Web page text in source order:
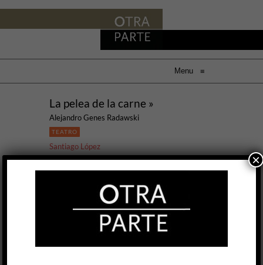
Menu ≡
La pelea de la carne »
Alejandro Genes Radawski
TEATRO
Santiago López
9 NOV, 2023
la de crear mundos. Esta simple premisa puede
servir como una suerte de clave para acceder al
universo ―o cosmos, podríamos decir―
propuesto por La pelea de la carne. La
dramaturgia de Alejandro Genes Radawski
×